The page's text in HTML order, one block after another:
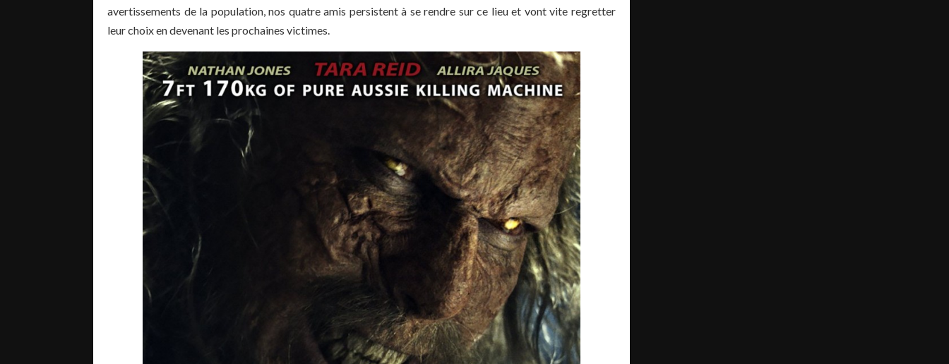
avertissements de la population, nos quatre amis persistent à se rendre sur ce lieu et vont vite regretter
leur choix en devenant les prochaines victimes.